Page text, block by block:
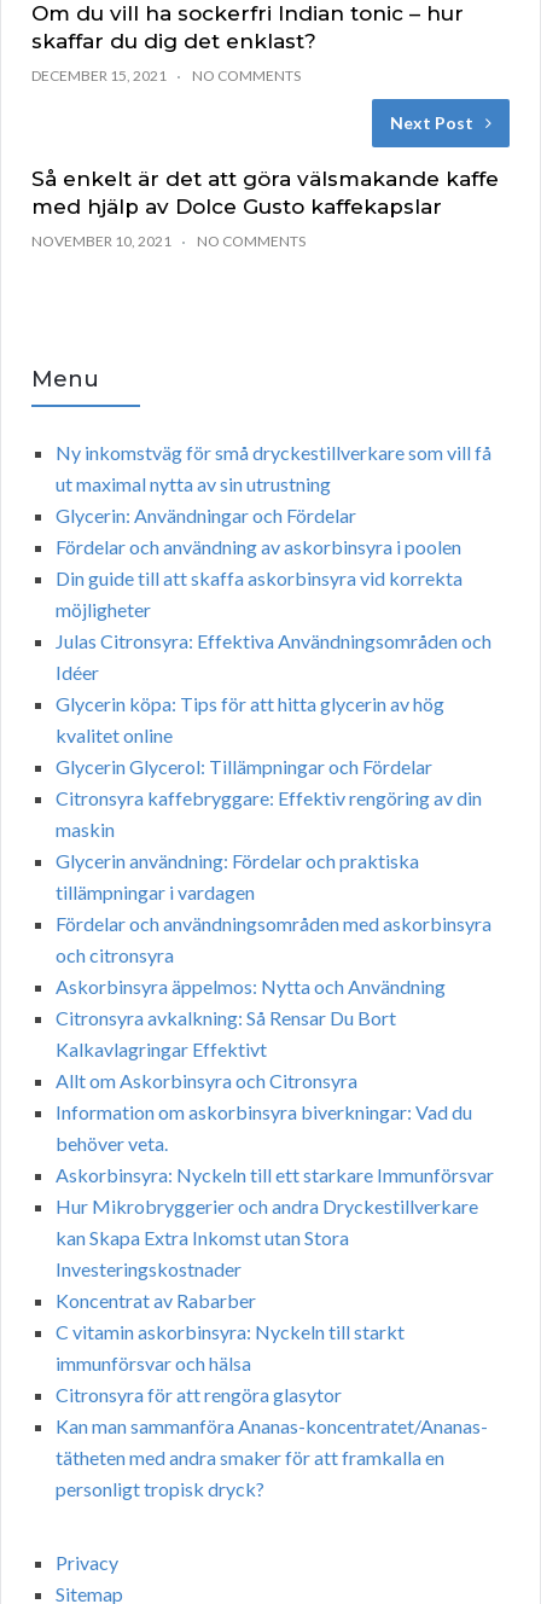
Om du vill ha sockerfri Indian tonic – hur
skaffar du dig det enklast?
DECEMBER 15, 2021 NO COMMENTS
Next Post
Så enkelt är det att göra välsmakande kaffe
med hjälp av Dolce Gusto kaffekapslar
NOVEMBER 10, 2021 NO COMMENTS
Menu
Ny inkomstväg för små dryckestillverkare som vill få
ut maximal nytta av sin utrustning
Glycerin: Användningar och Fördelar
Fördelar och användning av askorbinsyra i poolen
Din guide till att skaffa askorbinsyra vid korrekta
möjligheter
Julas Citronsyra: Effektiva Användningsområden och
Idéer
Glycerin köpa: Tips för att hitta glycerin av hög
kvalitet online
Glycerin Glycerol: Tillämpningar och Fördelar
Citronsyra kaffebryggare: Effektiv rengöring av din
maskin
Glycerin användning: Fördelar och praktiska
tillämpningar i vardagen
Fördelar och användningsområden med askorbinsyra
och citronsyra
Askorbinsyra äppelmos: Nytta och Användning
Citronsyra avkalkning: Så Rensar Du Bort
Kalkavlagringar Effektivt
Allt om Askorbinsyra och Citronsyra
Information om askorbinsyra biverkningar: Vad du
behöver veta.
Askorbinsyra: Nyckeln till ett starkare Immunförsvar
Hur Mikrobryggerier och andra Dryckestillverkare
kan Skapa Extra Inkomst utan Stora
Investeringskostnader
Koncentrat av Rabarber
C vitamin askorbinsyra: Nyckeln till starkt
immunförsvar och hälsa
Citronsyra för att rengöra glasytor
Kan man sammanföra Ananas-koncentratet/Ananas-
tätheten med andra smaker för att framkalla en
personligt tropisk dryck?
Privacy
Sitemap